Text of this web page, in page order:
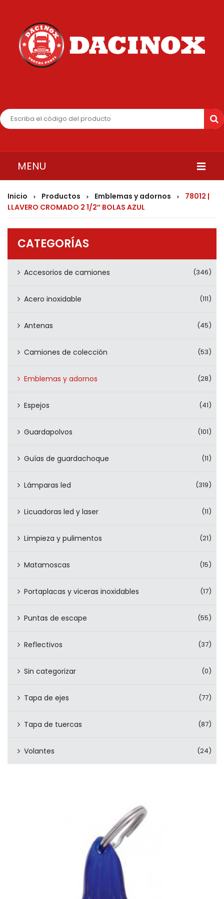
MENU
INICIO
QUIENES SOMOS
Inicio > Productos > Emblemas y adornos >
78012 |
LLAVERO CROMADO 2 1/2″ BOLAS AZUL
CATEGORÍAS
Accesorios de camiones (346)
Acero inoxidable (111)
Antenas (45)
Camiones de colección (53)
Emblemas y adornos (28)
Espejos (41)
Guardapolvos (101)
Guías de guardachoque (11)
Lámparas led (319)
Licuadoras led y laser (11)
Limpieza y pulimentos (21)
Matamoscas (15)
Portaplacas y viceras inoxidables (17)
Puntas de escape (55)
Reflectivos (37)
Sin categorizar (0)
Tapa de ejes (77)
Tapa de tuercas (87)
Volantes (24)